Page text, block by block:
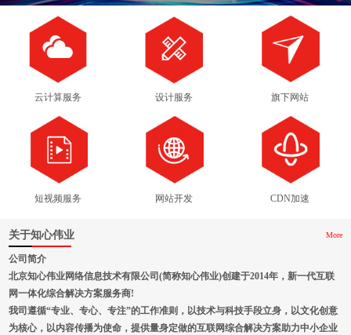
云计算服务 设计服务 旗下网站
短视频服务 网站开发 CDN加速
关于知心伟业 More
公司简介
北京知心伟业网络信息技术有限公司(简称知心伟业)创建于2014年，新一代互联
网一体化综合解决方案服务商!
我司遵循“专业、专心、专注”的工作准则，以技术与科技手段立身，以文化创意
为核心，以内容传播为使命，提供量身定做的互联网综合解决方案助力中小企业